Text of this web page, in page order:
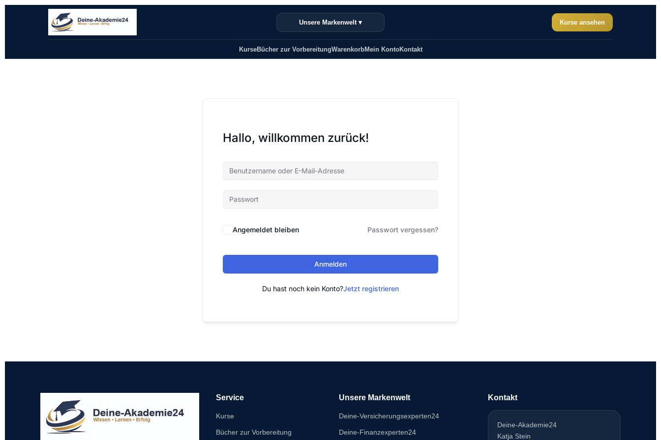
Unsere Markenwelt ▾ Kurse ansehen
KurseBücher zur VorbereitungWarenkorbMein KontoKontakt
Hallo, willkommen zurück!
Angemeldet bleiben Passwort vergessen?
Anmelden
Du hast noch kein Konto?Jetzt registrieren
Service
Kurse
Bücher zur Vorbereitung
Unsere Markenwelt
Deine-Versicherungsexperten24
Deine-Finanzexperten24
Kontakt
Deine-Akademie24
Katja Stein